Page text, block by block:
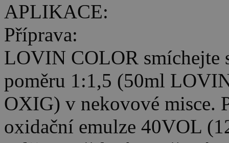
APLIKACE:
Příprava:
LOVIN COLOR smíchejte
poměru 1:1,5 (50ml
OXIG) v nekovové misce.
oxidační emulze 40VOL